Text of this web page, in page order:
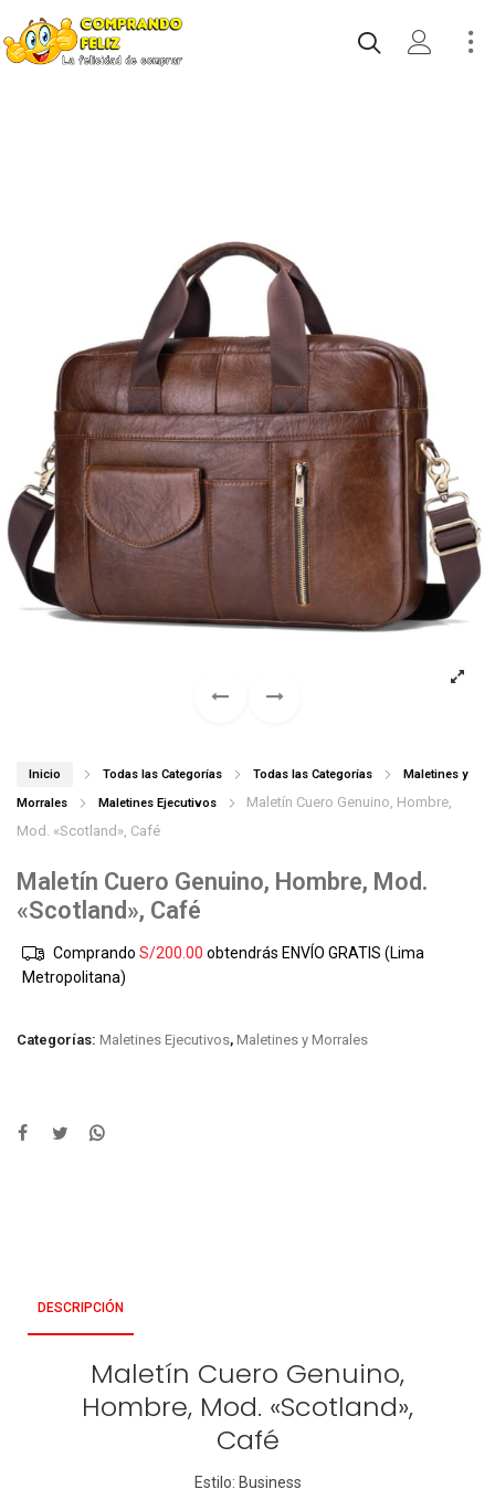
Inicio Todas las Categorías Todas las Categorías
Maletines y
Morrales
Maletines Ejecutivos
Maletín Cuero Genuino, Hombre,
Mod. «Scotland», Café
Maletín Cuero Genuino, Hombre, Mod.
«Scotland», Café
Comprando S/200.00 obtendrás ENVÍO GRATIS (Lima
Metropolitana)
Categorías: Maletines Ejecutivos, Maletines y Morrales
DESCRIPCIÓN
Maletín Cuero Genuino,
Hombre, Mod. «Scotland»,
Café
Estilo: Business